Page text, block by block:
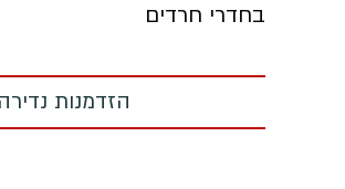
בחדרי חרדים
הזדמנות